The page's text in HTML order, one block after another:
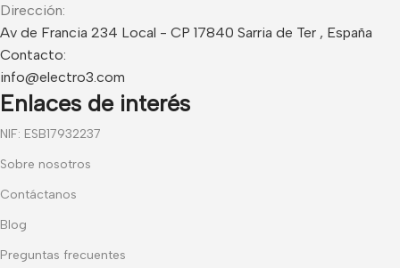
Dirección:
Av de Francia 234 Local - CP 17840 Sarria de Ter , España
Contacto:
info@electro3.com
Enlaces de interés
NIF: ESB17932237
Sobre nosotros
Contáctanos
Blog
Preguntas frecuentes